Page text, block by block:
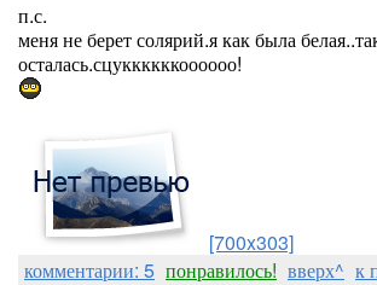
п.с.
меня не берет солярий.я как была
осталась.сцуккккккоооооо!
[700x303]
комментарии: 5 понравилось! вверх^ к